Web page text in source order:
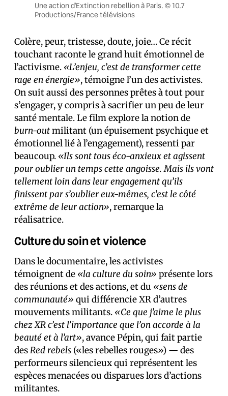
Une action d’Extinction rebellion à Paris. © 10.7
Productions/France télévisions
Colère, peur, tristesse, doute, joie… Ce récit
touchant raconte le grand huit émotionnel de
l’activisme. «L’enjeu, c’est de transformer cette
rage en énergie», témoigne l’un des activistes.
On suit aussi des personnes prêtes à tout pour
s’engager, y compris à sacrifier un peu de leur
santé mentale. Le film explore la notion de
burn-outmilitant (un épuisement psychique et
émotionnel lié à l’engagement), ressenti par
beaucoup. «Ils sont tous éco-anxieux et agissent
pour oublier un temps cette angoisse. Mais ils vont
tellement loin dans leur engagement qu’ils
finissent par s’oublier eux-mêmes, c’est le côté
extrême de leur action», remarque la
réalisatrice.
Culture du soin et violence
Dans le documentaire, les activistes
témoignent de «la culture du soin» présente lors
des réunions et des actions, et du «sens de
communauté» qui différencie XR d’autres
mouvements militants. «Ce que j’aime le plus
chez XR c’est l’importance que l’on accorde à la
beauté et à l’art», avance Pépin, qui fait partie
desRed rebels («les rebelles rouges») — des
performeurs silencieux qui représentent les
espèces menacées ou disparues lors d’actions
militantes.